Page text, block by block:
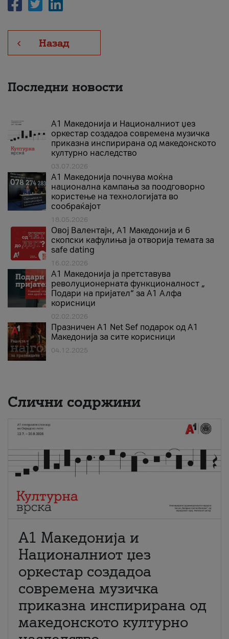
Назад
Последни новости
А1 Македонија и Националниот џез
оркестар создадоа современа музичка
приказна инспирирана од македонското
културно наследство
03.07.2026
A1 Македонија почнува моќна
национална кампања за поодговорно
користење на технологијата во
сообраќајот
18.05.2026
Овој Валентајн, A1 Македонија и 6
скопски кафулиња ја отворија темата за
safe dating
16.02.2026
А1 Македонија ја претставува
револуционерната функционалност „
Подари на пријател“ за А1 Алфа
корисници
02.02.2026
Празничен A1 Net Sеf подарок од А1
Македонија за сите корисници
04.12.2025
Слични содржини
А1 Македонија и
Националниот џез
оркестар создадоа
современа музичка
приказна инспирирана од
македонското културно